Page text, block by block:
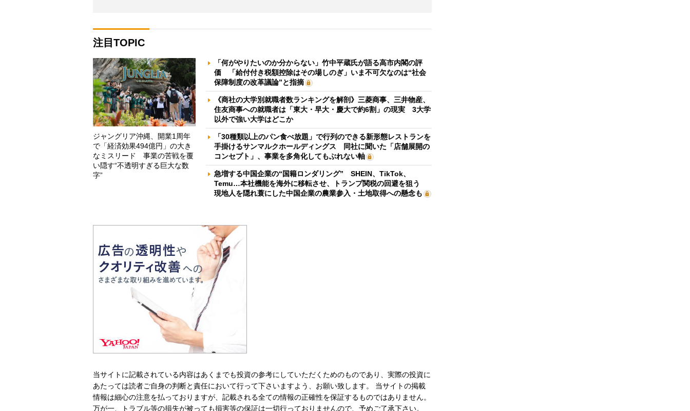
注目TOPIC
ジャングリア沖縄、開業1周年
で「経済効果494億円」の大き
なミスリード 事業の苦戦を覆
い隠す“不透明すぎる巨大な数
字”
「何がやりたいのか分からない」竹中平蔵氏が語る高市内閣の評
価 「給付付き税額控除はその場しのぎ」いま不可欠なのは“社会
保障制度の改革議論”と指摘
《商社の大学別就職者数ランキングを解剖》三菱商事、三井物産、
住友商事への就職者は「東大・早大・慶大で約6割」の現実 3大学
以外で強い大学はどこか
「30種類以上のパン食べ放題」で行列のできる新形態レストランを
手掛けるサンマルクホールディングス 同社に聞いた「店舗展開の
コンセプト」、事業を多角化してもぶれない軸
急増する中国企業の“国籍ロンダリング” SHEIN、TikTok、
Temu…本社機能を海外に移転させ、トランプ関税の回避を狙う
現地人を隠れ蓑にした中国企業の農業参入・土地取得への懸念も
当サイトに記載されている内容はあくまでも投資の参考にしていただくためのものであり、実際の投資に
あたっては読者ご自身の判断と責任において行って下さいますよう、お願い致します。 当サイトの掲載
情報は細心の注意を払っておりますが、記載される全ての情報の正確性を保証するものではありません。
万が一、トラブル等の損失が被っても損害等の保証は一切行っておりませんので、予めご了承下さい。